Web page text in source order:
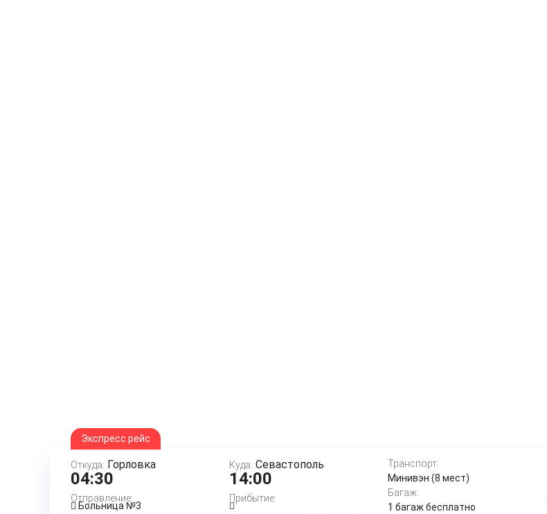
Экспресс рейс
Откуда: Горловка
04:30
Отправление:
Больница №3
Куда: Севастополь
14:00
Прибытие:
Транспорт:
Минивэн (8 мест)
Багаж:
1 багаж бесплатно